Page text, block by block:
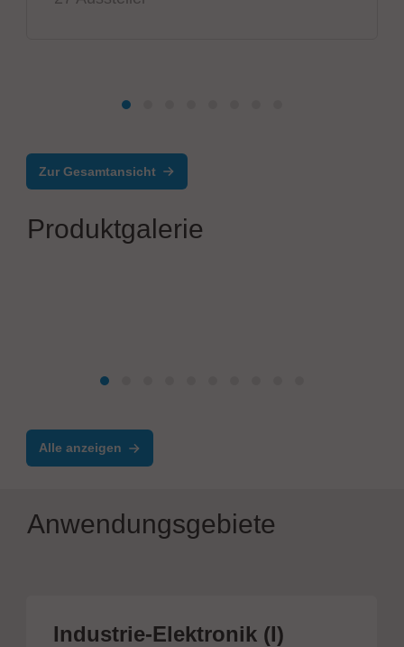
Zur Gesamtansicht
Produktgalerie
Alle anzeigen
Anwendungsgebiete
Industrie-Elektronik (I)